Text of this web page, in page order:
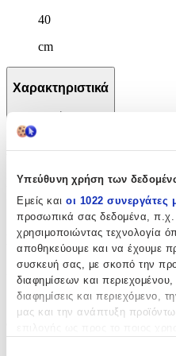
Υπεύθυνη χρήση των
Εμείς και οι 1022 συνεργάτες
προσωπικά σας δεδομένα, π.χ.
χρησιμοποιώντας τεχνολογία
αποθηκεύουμε και να έχουμε
συσκευή σας, με σκοπό την
διαφημίσεων και περιεχομένου,
διαφημίσεις και περιεχόμενο,
μας και την ανάπτυξη
40
cm
Χαρακτηριστικά
+
Χαρακτηριστικά
Κατασκευαστής:
Polo
Βασικά Χαρακτηριστικά
Χρώμα:
Κίτρινο